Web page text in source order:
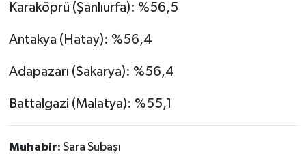
Karaköprü (Şanlıurfa): %56,5
Antakya (Hatay): %56,4
Adapazarı (Sakarya): %56,4
Battalgazi (Malatya): %55,1
Muhabir: Sara Subaşı